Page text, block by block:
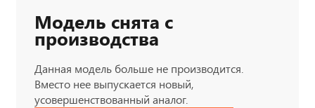
Модель снята с
производства
Данная модель больше не производится.
Вместо нее выпускается новый,
усовершенствованный аналог.